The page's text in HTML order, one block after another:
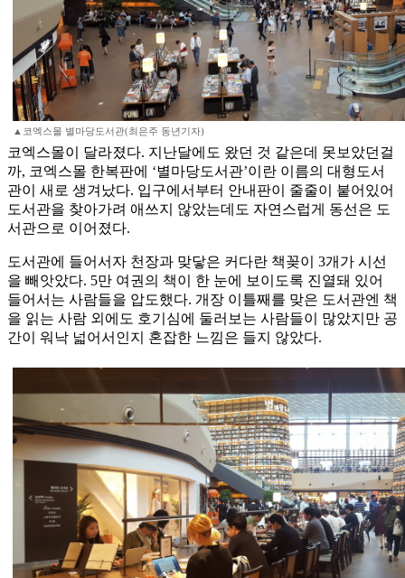
▲코엑스몰 별마당도서관(최은주 동년기자)
코엑스몰이 달라졌다. 지난달에도 왔던 것 같은데 못보았던걸
까, 코엑스몰 한복판에 ‘별마당도서관’이란 이름의 대형도서
관이 새로 생겨났다. 입구에서부터 안내판이 줄줄이 붙어있어
도서관을 찾아가려 애쓰지 않았는데도 자연스럽게 동선은 도
서관으로 이어졌다.
도서관에 들어서자 천장과 맞닿은 커다란 책꽂이 3개가 시선
을 빼앗았다. 5만 여권의 책이 한 눈에 보이도록 진열돼 있어
들어서는 사람들을 압도했다. 개장 이틀째를 맞은 도서관엔 책
을 읽는 사람 외에도 호기심에 둘러보는 사람들이 많았지만 공
간이 워낙 넓어서인지 혼잡한 느낌은 들지 않았다.